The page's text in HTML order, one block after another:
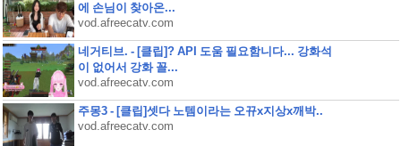
에 손님이 찾아온...
vod.afreecatv.com
네거티브. - [클립]? API 도움 필요함니다... 강화석
이 없어서 강화 꼴...
vod.afreecatv.com
주몽3 - [클립]셋다 노템이라는 오뀨x지상x깨박..
vod.afreecatv.com